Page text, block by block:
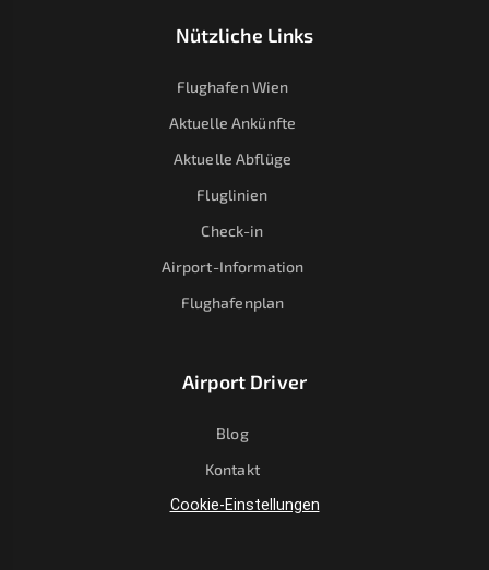
Nützliche Links
Flughafen Wien
Aktuelle Ankünfte
Aktuelle Abflüge
Fluglinien
Check-in
Airport-Information
Flughafenplan
Airport Driver
Blog
Kontakt
Cookie-Einstellungen